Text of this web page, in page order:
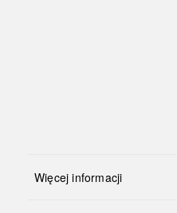
Więcej informacji